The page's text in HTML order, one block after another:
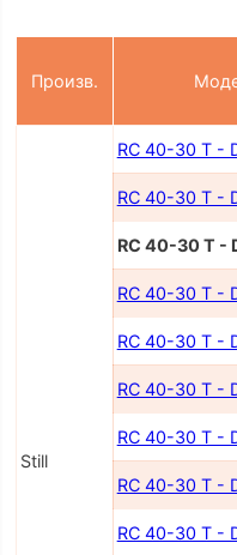
Произв.
Still
RC 40-30 T -
RC 40-30 T -
RC 40-30 T -
RC 40-30 T -
RC 40-30 T -
RC 40-30 T -
RC 40-30 T -
RC 40-30 T -
RC 40-30 T -